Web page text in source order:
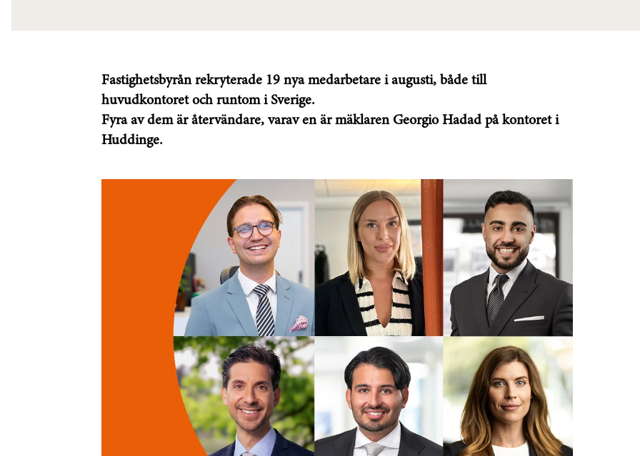
Fastighetsbyrån rekryterade 19 nya medarbetare i augusti, både till
huvudkontoret och runtom i Sverige.
Fyra av dem är återvändare, varav en är mäklaren Georgio Hadad på kontoret i
Huddinge.